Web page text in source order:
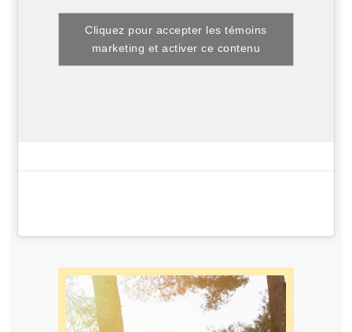
Cliquez pour accepter les témoins
marketing et activer ce contenu